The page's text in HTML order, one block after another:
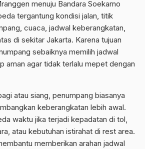
menuju Bandara Soekarno
tergantung kondisi jalan, titik
cuaca, jadwal keberangkatan,
di sekitar Jakarta. Karena tujuan
sebaiknya memilih jadwal
aman agar tidak terlalu mepet dengan
atau siang, penumpang biasanya
keberangkatan lebih awal.
waktu jika terjadi kepadatan di tol,
atau kebutuhan istirahat di rest area.
memberikan arahan jadwal